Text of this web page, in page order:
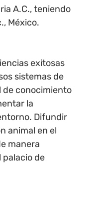
A.C., teniendo
México.
exitosas
sistemas de
de conocimiento
la
Difundir
animal en el
manera
palacio de